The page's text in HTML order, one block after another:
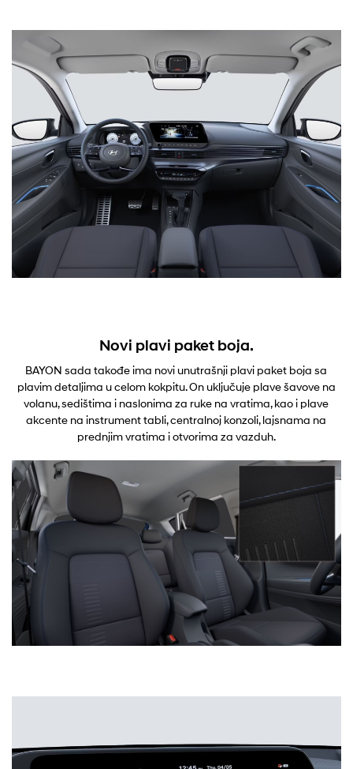
Novi plavi paket boja.
BAYON sada takođe ima novi unutrašnji plavi paket boja sa
plavim detaljima u celom kokpitu. On uključuje plave šavove na
volanu, sedištima i naslonima za ruke na vratima, kao i plave
akcente na instrument tabli, centralnoj konzoli, lajsnama na
prednjim vratima i otvorima za vazduh.